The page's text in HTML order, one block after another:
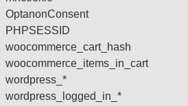
OptanonConsent
PHPSESSID
woocommerce_cart_hash
woocommerce_items_in_cart
wordpress_*
wordpress_logged_in_*